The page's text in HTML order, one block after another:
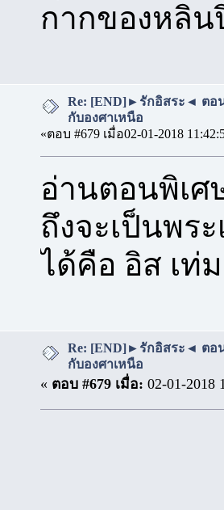
กากของหลิ
Re: [END]►รักอิสระ◄ ตอ
กับองศาเหนือ
«ตอบ #679 เมื่อ02-01-2018
อ่านตอนพิเศ
ถึงจะเป็นพร
ได้คือ อิส เท่
Re: [END]►รักอิสระ◄ ตอ
กับองศาเหนือ
« ตอบ #679 เมื่อ: 02-01-2018